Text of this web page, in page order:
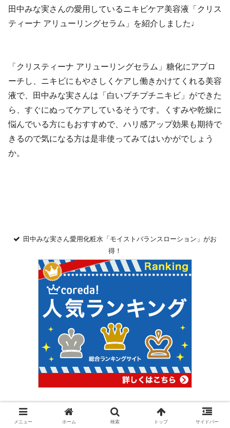
田中みな実さんの愛用しているニキビケア美容液「クリス
ティーナ アリューリングセラム」を紹介しました♩
「クリスティーナ アリューリングセラム」糖化にアプロ
ーチし、ニキビにもやさしくケアし働きかけてくれる美容
液で、田中みな実さんは「白いプチプチニキビ」ができた
ら、すぐにぬってケアしているそうです。くすみや乾燥に
悩んでいる方にもおすすめで、ハリ感アップ効果も期待で
きるので気になる方は是非使ってみてはいかがでしょう
か。
田中みな実さん愛用化粧水「モイストバランスローション」がお
得！
田中みな実さん愛用アクセーヌ泡洗顔もおすすめ！
メニュー ホーム 検索 トップ サイドバー